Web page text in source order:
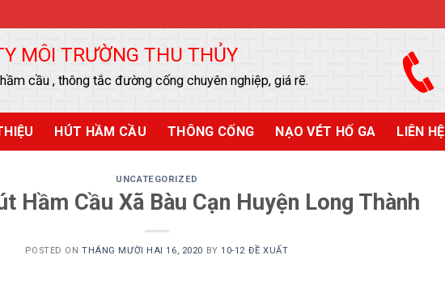
MÔI TRƯỜNG THU THỦY
cầu , thông tắc đường cống chuyên nghiệp, giá rẽ.
HÚT HẦM CẦU THÔNG CỐNG NẠO VÉT HỐ GA LIÊN HỆ
UNCATEGORIZED
Hầm Cầu Xã Bàu Cạn Huyện Long Thành
POSTED ONTHÁNG MƯỜI HAI 16, 2020 BY10-12 ĐỀ XUẤT